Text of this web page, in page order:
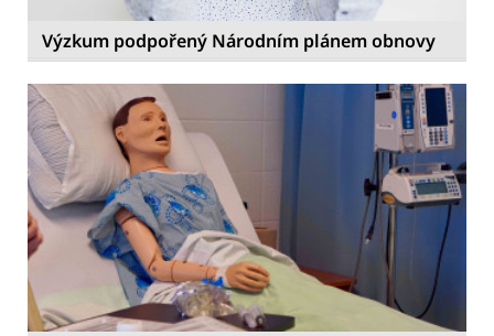
Výzkum podpořený Národním plánem obnovy